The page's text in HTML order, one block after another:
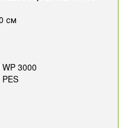
см
3000